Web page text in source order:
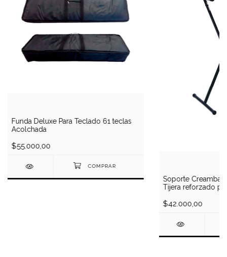
Funda Deluxe Para Teclado 61 teclas
Acolchada
$55.000,00
Soporte
Tijera reforzado
$42.000,00